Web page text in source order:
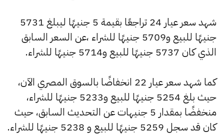
شهد سعر عيار 24 تراجعًا بقيمة 5 جنيهًا ليبلغ 5731
جنيهًا للبيع و5709 جنيهًا للشراء ،عن السعر السابق
الذي كان 5737 جنيهًا للبيع و5714 جنيهًا للشراء.
كما شهد سعر عيار 22 انخفاضًا بالسوق المصري الآن،
حيث بلغ 5254 جنيهًا للبيع و5233 جنيهًا للشراء،
منخفضًا بمقدار 5 جنيهات عن التحديث السابق، حيث
كان قد سجل 5259 جنيهًا للبيع و 5238 جنيهًا للشراء.